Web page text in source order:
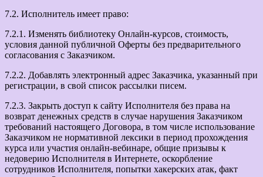
7.2. Исполнитель имеет право:
7.2.1. Изменять библиотеку Онлайн-курсов, стоимость,
условия данной публичной Оферты без предварительного
согласования с Заказчиком.
7.2.2. Добавлять электронный адрес Заказчика, указанный при
регистрации, в свой список рассылки писем.
7.2.3. Закрыть доступ к сайту Исполнителя без права на
возврат денежных средств в случае нарушения Заказчиком
требований настоящего Договора, в том числе использование
Заказчиком не нормативной лексики в период прохождения
курса или участия онлайн-вебинаре, общие призывы к
недоверию Исполнителя в Интернете, оскорбление
сотрудников Исполнителя, попытки хакерских атак, факт